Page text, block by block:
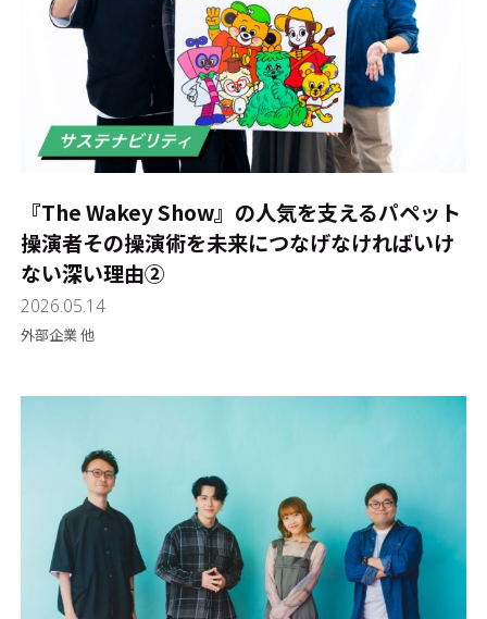
『The Wakey Show』の人気を支えるパペット
操演者――その操演術を未来につなげなければいけ
ない深い理由②
2026.05.14
外部企業 他